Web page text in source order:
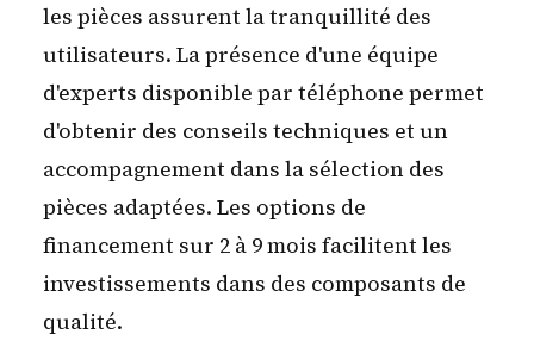
les pièces assurent la tranquillité des
utilisateurs. La présence d'une équipe
d'experts disponible par téléphone permet
d'obtenir des conseils techniques et un
accompagnement dans la sélection des
pièces adaptées. Les options de
financement sur 2 à 9 mois facilitent les
investissements dans des composants de
qualité.